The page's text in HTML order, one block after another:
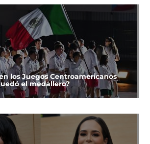
los Juegos Centroamericanos
el medallero?